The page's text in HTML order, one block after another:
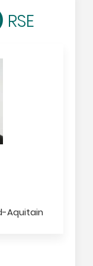
RSE
Aquitain